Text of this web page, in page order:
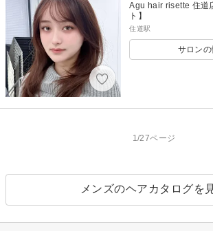
Agu hair risette 住道
ト】
住道駅
サロン
1/27ページ
メンズのヘアカタログを